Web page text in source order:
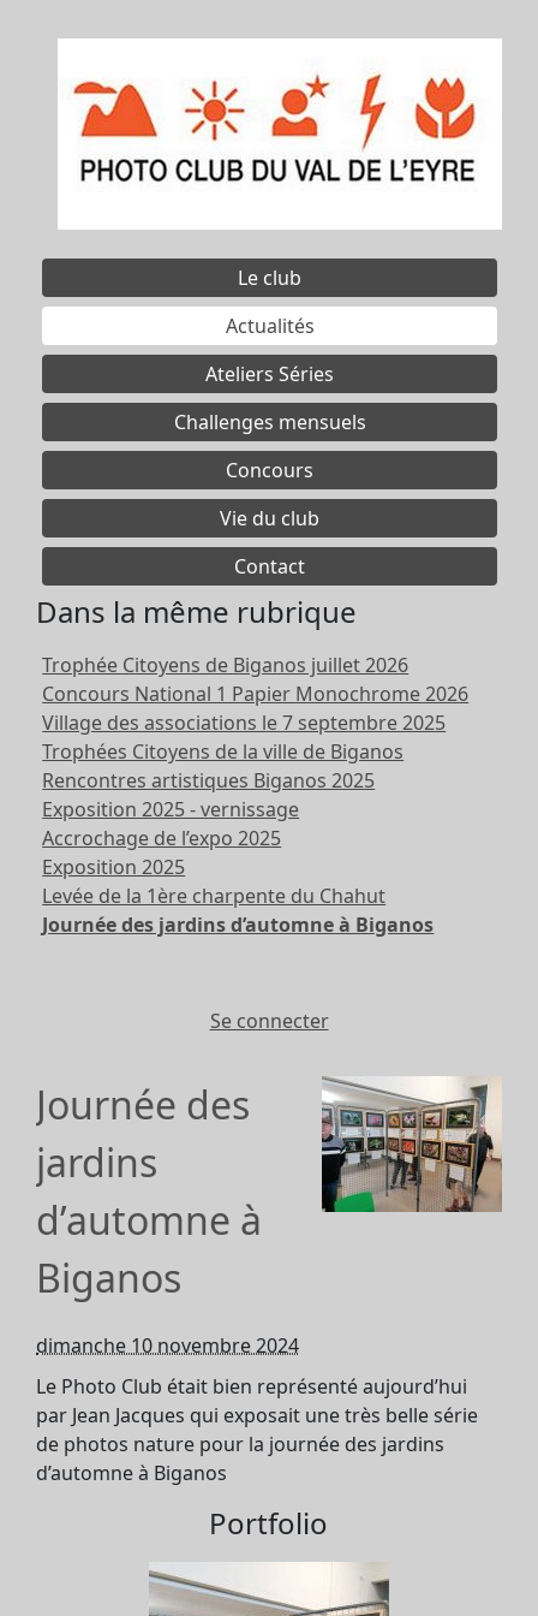
Le club
Actualités
Ateliers Séries
Challenges mensuels
Concours
Vie du club
Contact
Dans la même rubrique
Trophée Citoyens de Biganos juillet 2026
Concours National 1 Papier Monochrome 2026
Village des associations le 7 septembre 2025
Trophées Citoyens de la ville de Biganos
Rencontres artistiques Biganos 2025
Exposition 2025 - vernissage
Accrochage de l’expo 2025
Exposition 2025
Levée de la 1ère charpente du Chahut
Journée des jardins d’automne à Biganos
Se connecter
Journée des
jardins
d’automne à
Biganos
dimanche 10 novembre 2024
Le Photo Club était bien représenté aujourd’hui
par Jean Jacques qui exposait une très belle série
de photos nature pour la journée des jardins
d’automne à Biganos
Portfolio